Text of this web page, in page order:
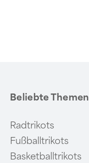
Beliebte Themen
Radtrikots
Fußballtrikots
Basketballtrikots